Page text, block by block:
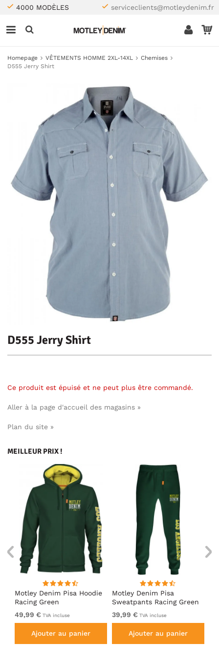
4000 MODÈLES serviceclients@motleydenim.fr
Homepage VÊTEMENTS HOMME 2XL-14XL
Chemises
D555 Jerry Shirt
D555 Jerry Shirt
Ce produit est épuisé et ne peut plus être commandé.
Aller à la page d'accueil des magasins »
Plan du site »
MEILLEUR PRIX !
Motley Denim Pisa Hoodie
Racing Green
49,99 € TVA incluse
Ajouter au panier
Motley Denim Pisa
Sweatpants Racing Green
39,99 € TVA incluse
Ajouter au panier